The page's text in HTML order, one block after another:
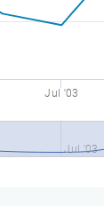
Jul '03
Jul '03